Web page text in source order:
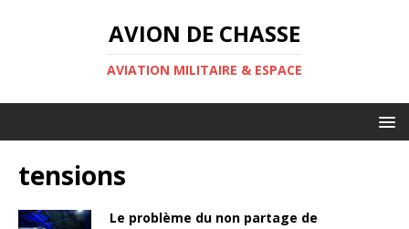
AVION DE CHASSE
AVIATION MILITAIRE & ESPACE
tensions
Le problème du non partage de